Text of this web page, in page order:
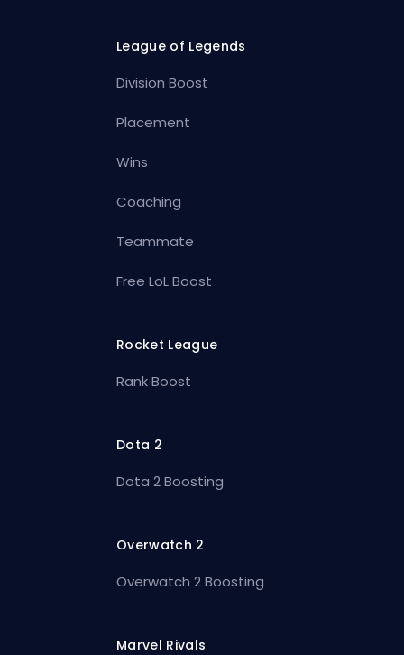
League of Legends
Division Boost
Placement
Wins
Coaching
Teammate
Free LoL Boost
Rocket League
Rank Boost
Dota 2
Dota 2 Boosting
Overwatch 2
Overwatch 2 Boosting
Marvel Rivals